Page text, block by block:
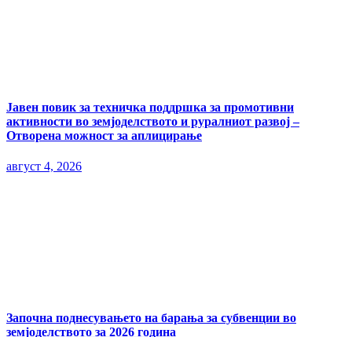
Јавен повик за техничка поддршка за промотивни
активности во земјоделството и руралниот развој –
Отворена можност за аплицирање
август 4, 2026
Започна поднесувањето на барања за субвенции во
земјоделството за 2026 година